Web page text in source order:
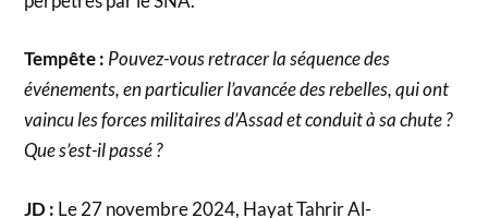
Tempête : Pouvez-vous retracer la séquence des
événements, en particulier l’avancée des rebelles, qui ont
vaincu les forces militaires d’Assad et conduit à sa chute ?
Que s’est-il passé ?
JD : Le 27 novembre 2024, Hayat Tahrir Al-